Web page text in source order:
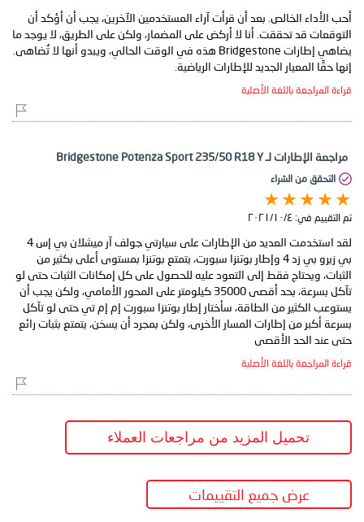
أحب الأداء الخالص. بعد أن قرأت آراء المستخدمين الآخرين، يجب أن أؤكد أن
التوقعات قد تحققت. أنا لا أركض على المضمار، ولكن على الطريق، لا يوجد ما
يضاهي إطارات Bridgestone هذه في الوقت الحالي، ويبدو أنها لا تُضاهى.
إنها حقًا المعيار الجديد للإطارات الرياضية.
قراءة المراجعة باللغة الأصلية
مراجعة الإطارات لـ Bridgestone Potenza Sport 235/50 R18 Y
التحقق من الشراء
تم التقييم في: ٤‏/١٠‏/٢٠٢١
لقد استخدمت العديد من الإطارات على سيارتي جولف آر ميشلان بي إس 4
بي زيرو بي زد 4 وإطار بوتنزا سبورت، يتمتع بوتنزا بمستوى أعلى بكثير من
الثبات، ويحتاج فقط إلى التعود عليه للحصول على كل إمكانات الثبات حتى لو
تآكل بسرعة، بحد أقصى 35000 كيلومتر على المحور الأمامي، ولكن يجب أن
يستوعب الكثير من الطاقة، سأختار إطار بوتنزا سبورت إم إم تي حتى لو تآكل
بسرعة أكبر من إطارات المسار الأخرى، ولكن بمجرد أن يسخن، يتمتع بثبات رائع
حتى عند الحد الأقصى
قراءة المراجعة باللغة الأصلية
تحميل المزيد من مراجعات العملاء
عرض جميع التقييمات